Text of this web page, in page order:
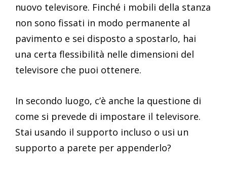
nuovo televisore. Finché i mobili della stanza
non sono fissati in modo permanente al
pavimento e sei disposto a spostarlo, hai
una certa flessibilità nelle dimensioni del
televisore che puoi ottenere.
In secondo luogo, c’è anche la questione di
come si prevede di impostare il televisore.
Stai usando il supporto incluso o usi un
supporto a parete per appenderlo?